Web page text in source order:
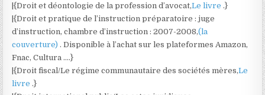
|{Droit et déontologie de la profession d’avocat,Le livre .}
|{Droit et pratique de l’instruction préparatoire : juge
d’instruction, chambre d’instruction : 2007-2008,(la
couverture) . Disponible à l’achat sur les plateformes Amazon,
Fnac, Cultura ….}
|{Droit fiscal/Le régime communautaire des sociétés mères,Le
livre .}